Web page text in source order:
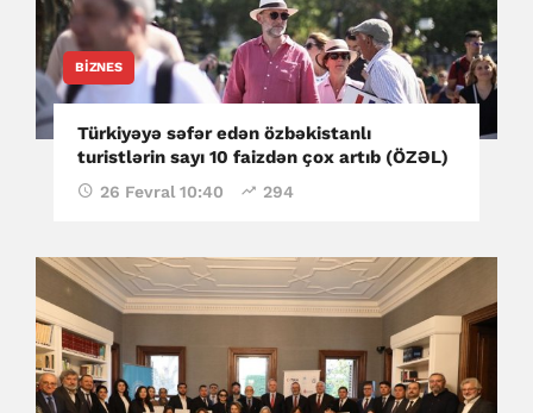
BIZNES
Türkiyəyə səfər edən özbəkistanlı
turistlərin sayı 10 faizdən çox artıb (ÖZƏL)
26 Fevral 10:40 294